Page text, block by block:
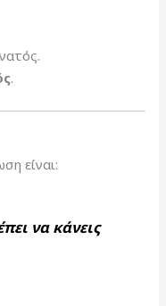
.
είναι:
να κάνεις